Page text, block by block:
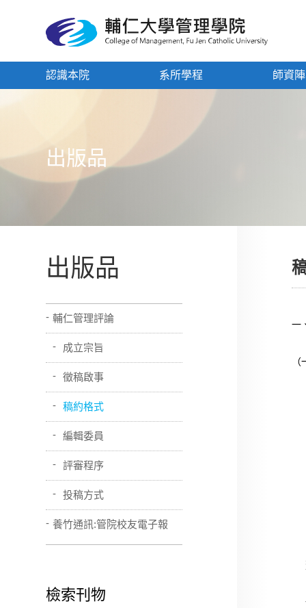
認識本院 系所學程 師資
出版品
一
出版品
輔仁管理評論
成立宗旨
徵稿啟事
稿約格式
編輯委員
評審程序
投稿方式
養竹通訊:管院校友電子報
檢索刊物